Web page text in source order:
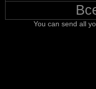
You can send all